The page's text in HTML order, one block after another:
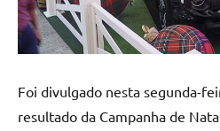
Foi divulgado nesta segunda-
resultado da Campanha de